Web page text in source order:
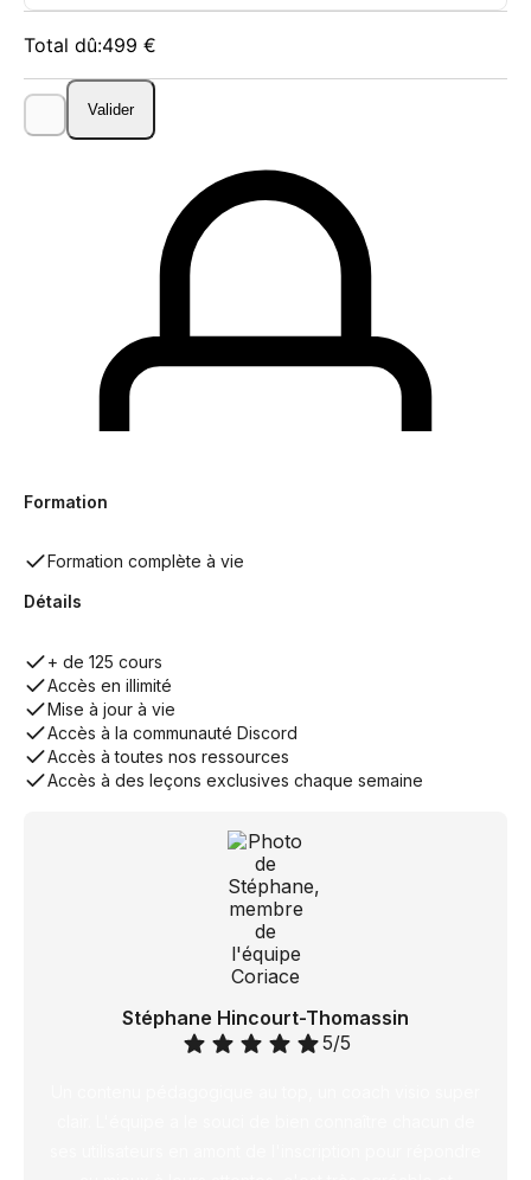
Formation
Formation complète à vie
Détails
+ de 125 cours
Accès en illimité
Mise à jour à vie
Accès à la communauté Discord
Accès à toutes nos ressources
Accès à des leçons exclusives chaque semaine
Stéphane Hincourt-Thomassin
5/5